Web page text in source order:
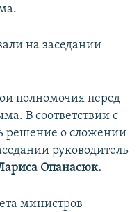
на заседании
полномочия перед
В соответствии с
решение о сложении
руководитель
Опанасюк.
министров